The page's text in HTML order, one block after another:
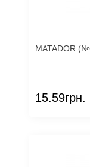
MATADOR
15.59грн.